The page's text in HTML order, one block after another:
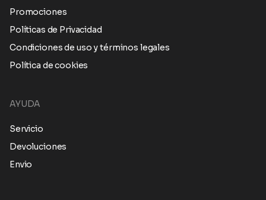
Promociones
Políticas de Privacidad
Condiciones de uso y términos legales
Política de cookies
AYUDA
Servicio
Devoluciones
Envio